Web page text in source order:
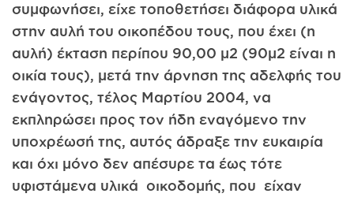
συμφωνήσει, είχε τοποθετήσει διάφορα υλικά
στην αυλή του οικοπέδου τους, που έχει (η
αυλή) έκταση περίπου 90,00 μ2 (90μ2 είναι η
οικία τους), μετά την άρνηση της αδελφής του
ενάγοντος, τέλος Μαρτίου 2004, να
εκπληρώσει προς τον ήδη εναγόμενο την
υποχρέωσή της, αυτός άδραξε την ευκαιρία
και όχι μόνο δεν απέσυρε τα έως τότε
υφιστάμενα υλικά οικοδομής, που είχαν